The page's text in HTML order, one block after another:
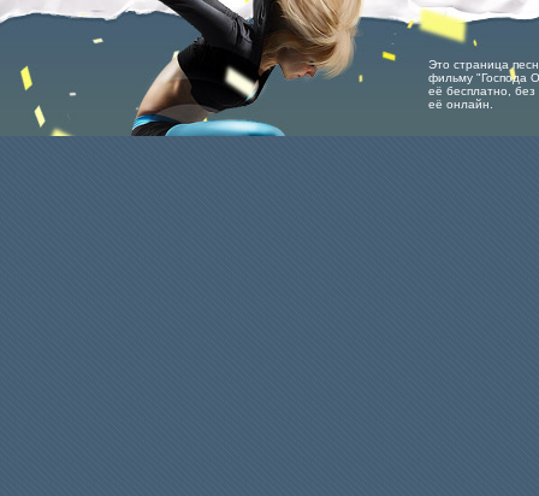
Это страница
фильму "Господа
её бесплатно,
её онлайн.